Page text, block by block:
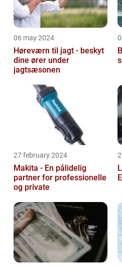
06 may 2024
Høreværn til jagt - beskyt
dine ører under
jagtsæsonen
27 february 2024
Makita - En pålidelig
partner for professionelle
og private